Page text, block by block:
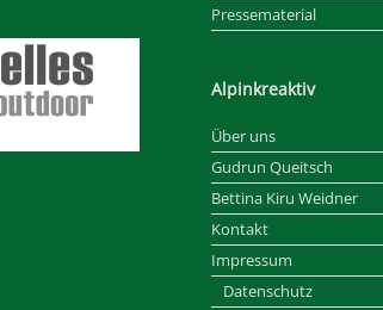
Pressematerial
Alpinkreaktiv
Über uns
Gudrun Queitsch
Bettina Kiru Weidner
Kontakt
Impressum
Datenschutz